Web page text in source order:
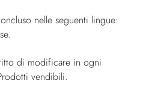
nelle seguenti lingue:
di modificare in ogni
vendibili.